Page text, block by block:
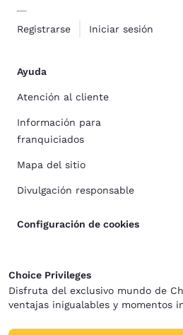
Registrarse Iniciar sesión
Ayuda
Atención al cliente
Información para
franquiciados
Mapa del sitio
Divulgación responsable
Configuración de cookies
Choice Privileges
Disfruta del exclusivo mundo de
ventajas inigualables y momentos